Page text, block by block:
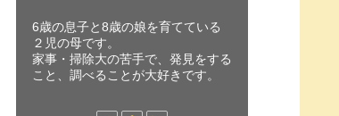
6歳の息子と8歳の娘を育てている
２児の母です。
家事・掃除大の苦手で、発見をする
こと、調べることが大好きです。